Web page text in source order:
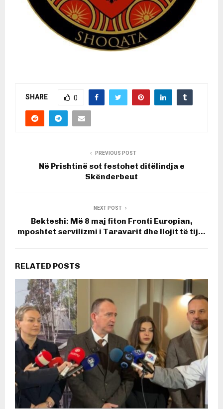
SHARE 0
PREVIOUS POST
Në Prishtinë sot festohet ditëlindja e
Skënderbeut
NEXT POST
Bekteshi: Më 8 maj fiton Fronti Europian,
mposhtet servilizmi i Taravarit dhe llojit të tij…
RELATED POSTS